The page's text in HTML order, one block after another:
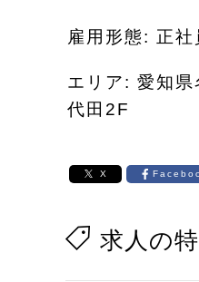
雇用形態: 正社
エリア: 愛知
代田2F
X
求人の